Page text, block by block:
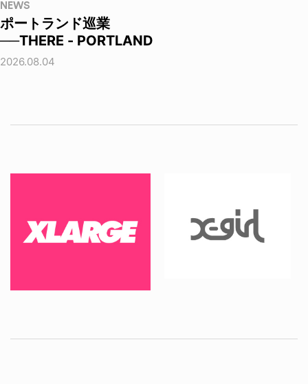
NEWS
ポートランド巡業
──THERE - PORTLAND
2026.08.04